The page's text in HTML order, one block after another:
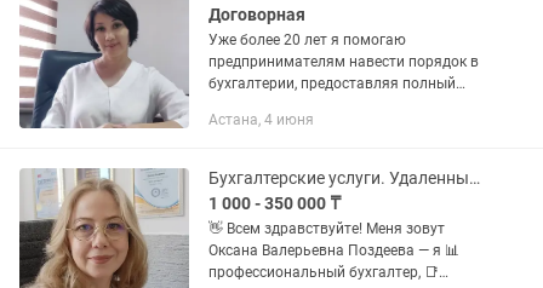
Договорная
Уже более 20 лет я помогаю
предпринимателям навести порядок в
бухгалтерии, предоставляя полный
выбирают меня: ·Комплексный подход:
Астана, 4 июня
Бухгалтерские услуги. Удаленный бухгалтер.
1 000 - 350 000 ₸
👋 Всем здравствуйте! Меня зовут
Оксана Валерьевна Поздеева — я 📊
профессиональный бухгалтер, 📑